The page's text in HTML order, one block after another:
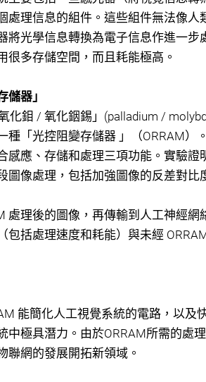
處理信息的組件。這些組件無法像
將光學信息轉換為電子信息作進一
很多存儲空間，而且耗能極高。
儲器」
化鉬 / 氧化銦錫」(palladium /
種「光控阻變存儲器 」（ORRAM）
感應、存儲和處理三項功能。實驗證
圖像處理，包括加強圖像的反差對比
處理後的圖像，再傳輸到人工神經
包括處理速度和耗能）與未經
能簡化人工視覺系統的電路，以及
中極具潛力。由於ORRAM所需的處
聯網的發展開拓新領域。